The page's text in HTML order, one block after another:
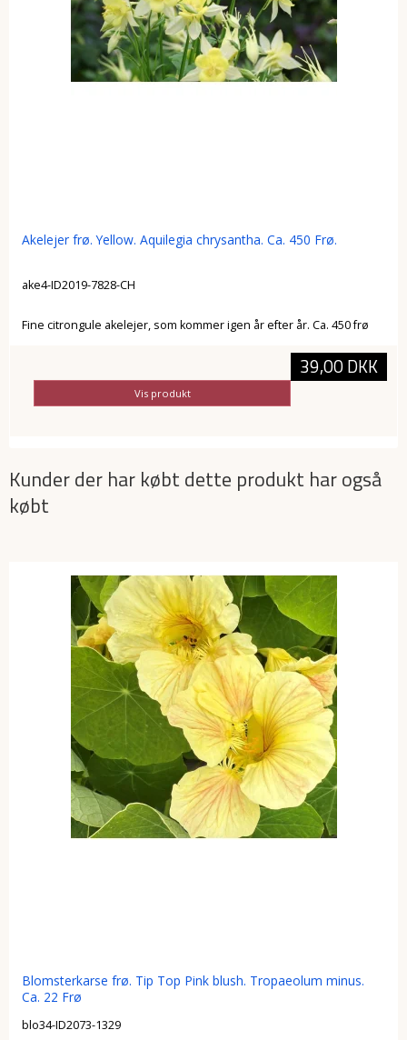
Akelejer frø. Yellow. Aquilegia chrysantha. Ca. 450 Frø.
ake4-ID2019-7828-CH
Fine citrongule akelejer, som kommer igen år efter år. Ca. 450 frø
39,00 DKK
Vis produkt
Kunder der har købt dette produkt har også
købt
Blomsterkarse frø. Tip Top Pink blush. Tropaeolum minus.
Ca. 22 Frø
blo34-ID2073-1329